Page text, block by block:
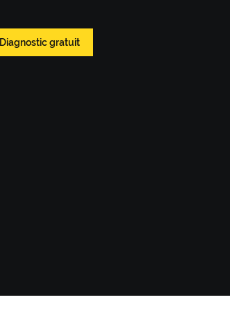
Diagnostic gratuit